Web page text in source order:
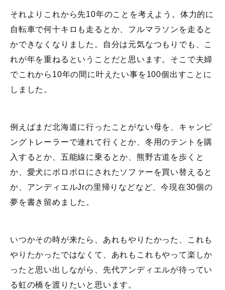
それよりこれから先10年のことを考えよう。体力的に
自転車で何十キロも走るとか、フルマラソンを走ると
かできなくなりました。自分は元気なつもりでも、こ
れが年を重ねるということだと思います。そこで夫婦
でこれから10年の間に叶えたい事を100個出すことに
しました。
例えばまだ北海道に行ったことがない母を、キャンピ
ングトレーラーで連れて行くとか、冬用のテントを購
入するとか、五能線に乗るとか、熊野古道を歩くと
か、愛犬にボロボロにされたソファーを買い替えると
か、アンディエルJrの里帰りなどなど、今現在30個の
夢を書き留めました。
いつかその時が来たら、あれもやりたかった、これも
やりたかったではなくて、あれもこれもやって楽しか
ったと思い出しながら、先代アンディエルが待ってい
る虹の橋を渡りたいと思います。